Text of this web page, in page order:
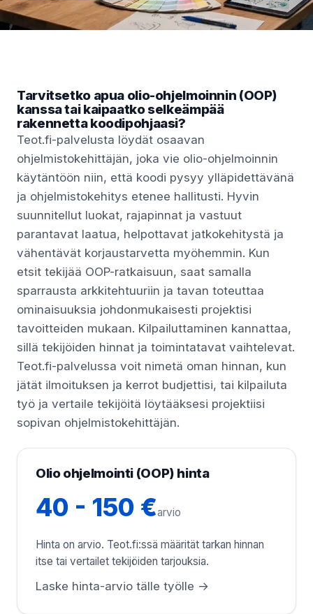
Tarvitsetko apua olio-ohjelmoinnin (OOP)
kanssa tai kaipaatko selkeämpää
rakennetta koodipohjaasi?
Teot.fi-palvelusta löydät osaavan
ohjelmistokehittäjän, joka vie olio-ohjelmoinnin
käytäntöön niin, että koodi pysyy ylläpidettävänä
ja ohjelmistokehitys etenee hallitusti. Hyvin
suunnitellut luokat, rajapinnat ja vastuut
parantavat laatua, helpottavat jatkokehitystä ja
vähentävät korjaustarvetta myöhemmin. Kun
etsit tekijää OOP-ratkaisuun, saat samalla
sparrausta arkkitehtuuriin ja tavan toteuttaa
ominaisuuksia johdonmukaisesti projektisi
tavoitteiden mukaan. Kilpailuttaminen kannattaa,
sillä tekijöiden hinnat ja toimintatavat vaihtelevat.
Teot.fi-palvelussa voit nimetä oman hinnan, kun
jätät ilmoituksen ja kerrot budjettisi, tai kilpailuta
työ ja vertaile tekijöitä löytääksesi projektiisi
sopivan ohjelmistokehittäjän.
Olio ohjelmointi (OOP) hinta
40 - 150 €arvio
Hinta on arvio. Teot.fi:ssä määrität tarkan hinnan
itse tai vertailet tekijöiden tarjouksia.
Laske hinta-arvio tälle työlle →